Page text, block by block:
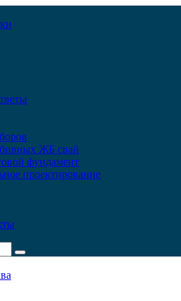
ЖБ свай
фундамент
проектирование